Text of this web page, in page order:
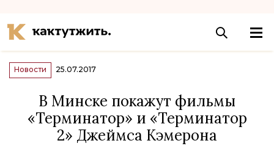
Новости 25.07.2017
В Минске покажут фильмы
«Терминатор» и «Терминатор
2» Джеймса Кэмерона